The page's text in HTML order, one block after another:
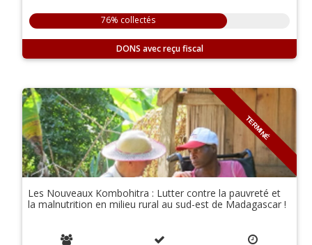
76% collectés
DONS
TERMINÉ
Les Nouveaux Kombohitra : Lutter contre la pauvreté et
la malnutrition en milieu rural au sud-est de Madagascar !